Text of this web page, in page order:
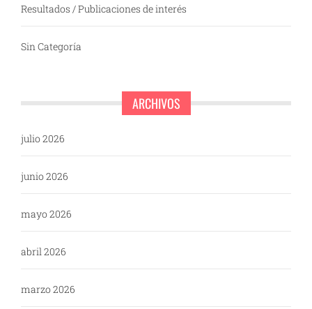
Resultados / Publicaciones de interés
Sin Categoría
ARCHIVOS
julio 2026
junio 2026
mayo 2026
abril 2026
marzo 2026